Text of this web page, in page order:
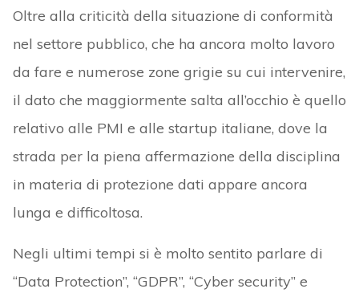
Oltre alla criticità della situazione di conformità
nel settore pubblico, che ha ancora molto lavoro
da fare e numerose zone grigie su cui intervenire,
il dato che maggiormente salta all’occhio è quello
relativo alle PMI e alle startup italiane, dove la
strada per la piena affermazione della disciplina
in materia di protezione dati appare ancora
lunga e difficoltosa.
Negli ultimi tempi si è molto sentito parlare di
“Data Protection”, “GDPR”, “Cyber security” e